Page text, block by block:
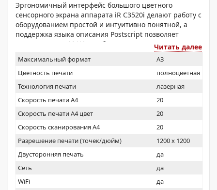
Эргономичный интерфейс большого цветного
сенсорного экрана аппарата iR C3520i делают работу с
оборудованием простой и интуитивно понятной, а
поддержка языка описания Postscript позволяет
интегрировать МФУ в любую пользовательскую среду.
Многофункциональное устройство Canon
imageRUNNER ADVANCE C3520i - идеальное
оборудование для небольших и средних рабочих
групп для печати документации, схем и презентаций
Читать далее
Максимальный формат
A3
Цветность печати
полноцветная
Технология печати
лазерная
Скорость печати А4
20
Скорость печати А4 цвет
20
Скорость сканирования А4
20
Разрешение печати (точек/дюйм)
1200 x 1200
Двусторонняя печать
да
Сеть
да
WiFi
да